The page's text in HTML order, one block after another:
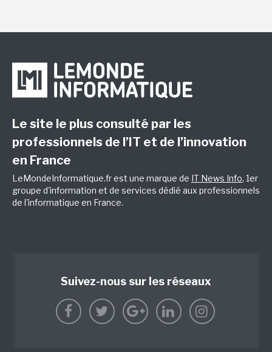
Le site le plus consulté par les
professionnels de l’IT et de l’innovation
en France
LeMondeInformatique.fr est une marque de IT News Info, 1er
groupe d'information et de services dédié aux professionnels
de l'informatique en France.
Suivez-nous sur les réseaux